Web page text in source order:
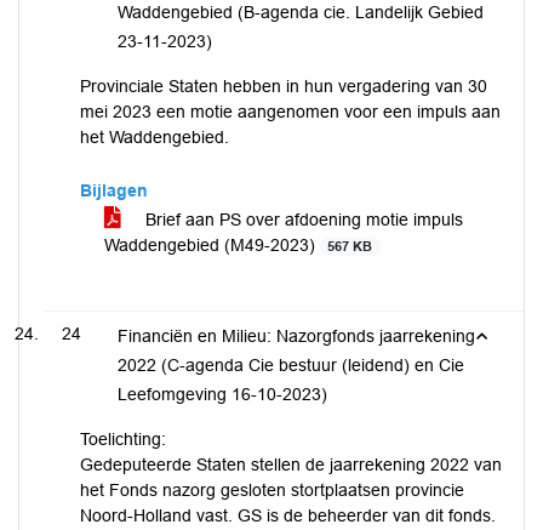
Waddengebied (B-agenda cie. Landelijk Gebied
23-11-2023)
Provinciale Staten hebben in hun vergadering van 30
mei 2023 een motie aangenomen voor een impuls aan
het Waddengebied.
Bijlagen
Brief aan PS over afdoening motie impuls
Waddengebied (M49-2023)
567 KB
24
Financiën en Milieu: Nazorgfonds jaarrekening
2022 (C-agenda Cie bestuur (leidend) en Cie
Leefomgeving 16-10-2023)
Toelichting:
Gedeputeerde Staten stellen de jaarrekening 2022 van
het Fonds nazorg gesloten stortplaatsen provincie
Noord-Holland vast. GS is de beheerder van dit fonds.